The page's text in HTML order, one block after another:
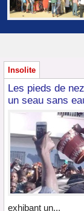
Insolite
Les pieds de
un seau sans
exhibant un...